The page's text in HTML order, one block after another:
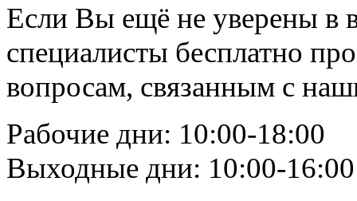
Если Вы ещё не уверены в
специалисты бесплатно
вопросам, связанным с
Рабочие дни: 10:00-18:00
Выходные дни: 10:00-16:00